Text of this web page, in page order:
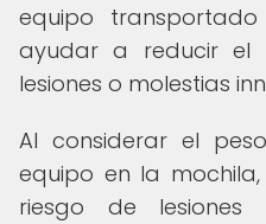
equipo
ayudar a reducir el
lesiones o molestias
Al considerar el
equipo en la
riesgo de lesiones